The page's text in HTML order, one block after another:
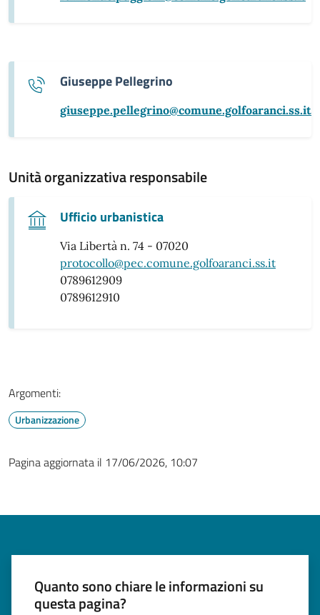
Giuseppe Pellegrino
giuseppe.pellegrino@comune.golfoaranci.ss.it
Unità organizzativa responsabile
Ufficio urbanistica
Via Libertà n. 74 - 07020
protocollo@pec.comune.golfoaranci.ss.it
0789612909
0789612910
Argomenti:
Urbanizzazione
Pagina aggiornata il 17/06/2026, 10:07
Quanto sono chiare le informazioni su
questa pagina?